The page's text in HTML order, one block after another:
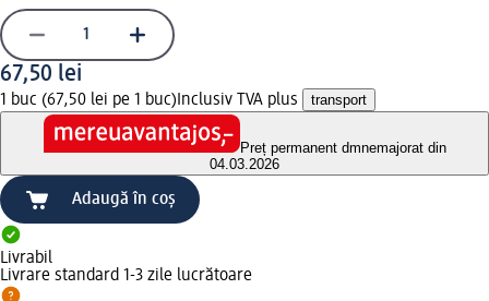
67,50 lei
1 buc (67,50 lei pe 1 buc) Inclusiv TVA plus transport
Preț permanent dmnemajorat din
04.03.2026
Adaugă în coș
Livrabil
Livrare standard 1-3 zile lucrătoare